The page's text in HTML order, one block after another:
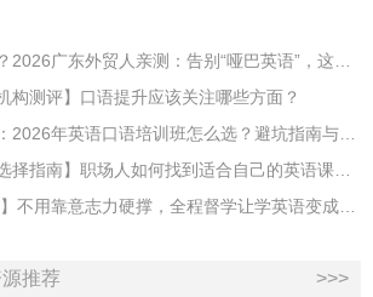
必克英语效果怎么样？2026广东外贸人亲测：告别“哑巴英语”，这才是成年人最高效的自救指南！
构测评】口语提升应该关注哪些方面？
实测厦门机构后讲讲：2026年英语口语培训班怎么选？避坑指南与高效学习新范式
【上海成人英语机构选择指南】职场人如何找到适合自己的英语课程？
【2026英语怎么学？】不用靠意志力硬撑，全程督学让学英语变成日常习惯
推荐 >>>